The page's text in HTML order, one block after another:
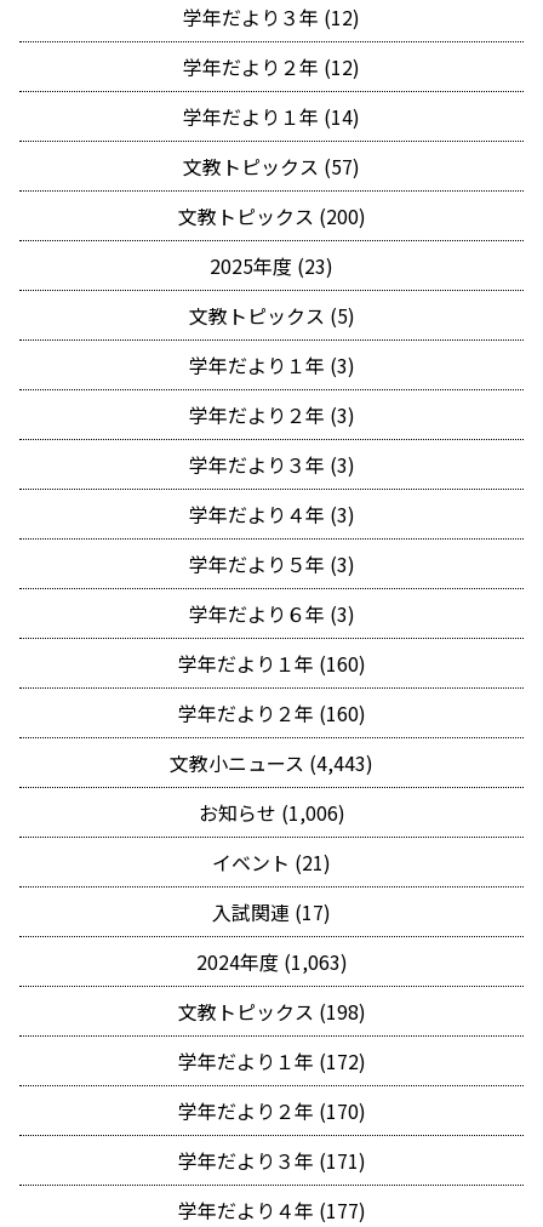
学年だより３年 (12)
学年だより２年 (12)
学年だより１年 (14)
文教トピックス (57)
文教トピックス (200)
2025年度 (23)
文教トピックス (5)
学年だより１年 (3)
学年だより２年 (3)
学年だより３年 (3)
学年だより４年 (3)
学年だより５年 (3)
学年だより６年 (3)
学年だより１年 (160)
学年だより２年 (160)
文教小ニュース (4,443)
お知らせ (1,006)
イベント (21)
入試関連 (17)
2024年度 (1,063)
文教トピックス (198)
学年だより１年 (172)
学年だより２年 (170)
学年だより３年 (171)
学年だより４年 (177)